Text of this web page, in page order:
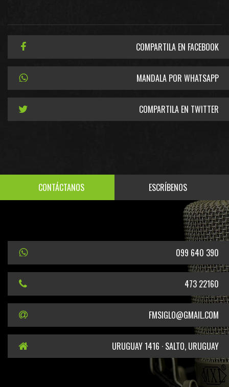
COMPARTILA EN FACEBOOK
MANDALA POR WHATSAPP
COMPARTILA EN TWITTER
CONTÁCTANOS ESCRÍBENOS
099 640 390
473 22160
FMSIGLO@GMAIL.COM
URUGUAY 1416 · SALTO, URUGUAY